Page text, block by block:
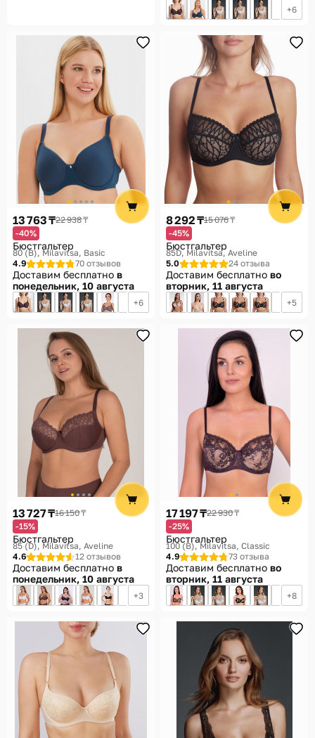
6
13 763 ₸22 938 ₸
-40%
Бюстгальтер
80 (B) Milavitsa, Basic
4.9
70 отзывов
Доставим бесплатно в
понедельник, 10 августа
6
8 292 ₸15 076 ₸
-45%
Бюстгальтер
85D Milavitsa, Aveline
5.0
24 отзыва
Доставим бесплатно во
вторник, 11 августа
5
13 727 ₸16 150 ₸
-15%
Бюстгальтер
85 (D) Milavitsa, Aveline
4.6
12 отзывов
Доставим бесплатно в
понедельник, 10 августа
3
17 197 ₸22 930 ₸
-25%
Бюстгальтер
100 (B) Milavitsa, Classic
4.9
73 отзыва
Доставим бесплатно во
вторник, 11 августа
8